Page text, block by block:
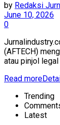
by Redaksi
June 10, 2026
0
(AFTECH)
atau pinjol
Read more
Trending
Latest